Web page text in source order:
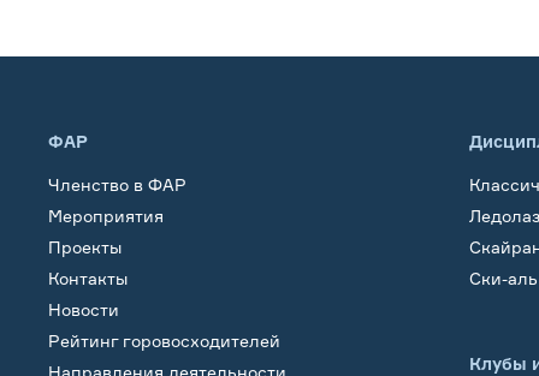
ФАР
Членство в ФАР
Мероприятия
Проекты
Контакты
Новости
Рейтинг горовосходителей
Направления деятельности
Ски-
Клубы